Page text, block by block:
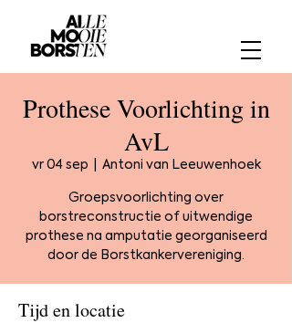
Prothese Voorlichting in
AvL
vr 04 sep Antoni van Leeuwenhoek
Groepsvoorlichting over
borstreconstructie of uitwendige
prothese na amputatie georganiseerd
door de Borstkankervereniging.
Tijd en locatie